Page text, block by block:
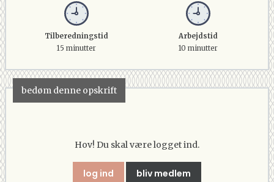
Tilberedningstid
15 minutter
Arbejdstid
10 minutter
bedøm denne opskrift
Hov! Du skal være logget ind.
log ind bliv medlem